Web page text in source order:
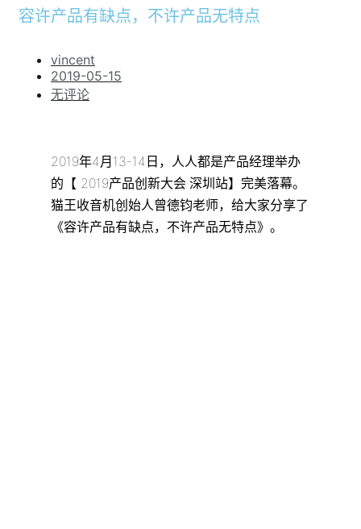
容许产品有缺点，不许产品无特点
vincent
2019-05-15
无评论
2019年4月13-14日，人人都是产品经理举办
的【 2019产品创新大会·深圳站】完美落幕。
猫王收音机创始人曾德钧老师，给大家分享了
《容许产品有缺点，不许产品无特点》。